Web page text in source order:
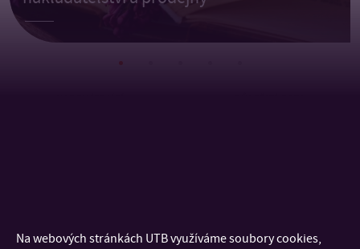
Na webových stránkách UTB využíváme soubory cookies,